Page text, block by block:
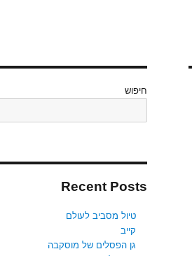
חיפוש
Recent Posts
טיול מסביב לעולם
קייב
גן הפסלים של מוסקבה